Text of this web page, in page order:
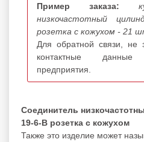
Пример заказа:
низкочастотный
розетка с кожухом - 21
Для обратной связи, не
контактные
предприятия.
Соединитель
19-6-В розетка с кожухом
Также это изделие может